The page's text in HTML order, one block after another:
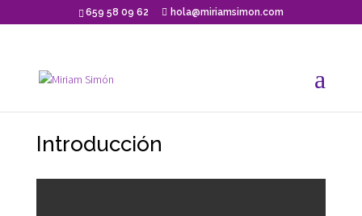
659 58 09 62 hola@miriamsimon.com
Introducción